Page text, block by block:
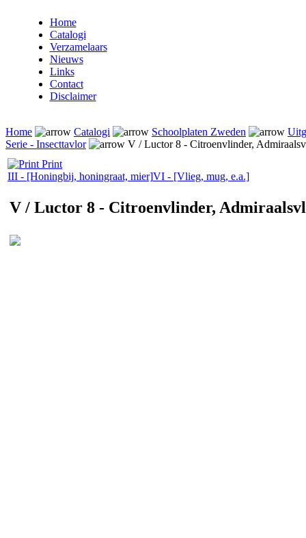
Home
Catalogi
Verzamelaars
Nieuws
Links
Contact
Disclaimer
Home Catalogi Schoolplaten Zweden
Serie - Insecttavlor
V / Luctor 8 - Citroenvlinder,
Print
III - [Honingbij, honingraat, mier]VI - [Vlieg, mug, e.a.]
V / Luctor 8 - Citroenvlinder,